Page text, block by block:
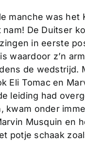
manche was het
nam! De Duitser
in eerste
waardoor z’n
de wedstrijd.
Eli Tomac en
leiding had
kwam onder
Musquin en
potje schaak